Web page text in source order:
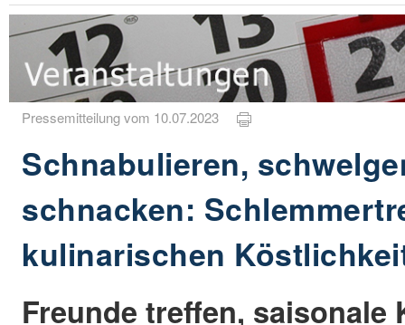
Pressemitteilung vom 10.07.2023
Schnabulieren,
schnacken:
kulinarischen
Freunde treffen, saisonale